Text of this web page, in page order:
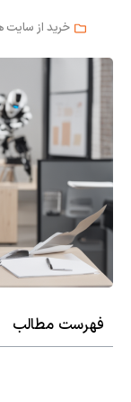
خرید از سایت
فهرست مطالب